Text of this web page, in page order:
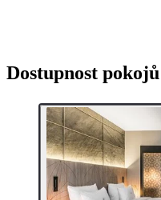
Dostupnost pokojů